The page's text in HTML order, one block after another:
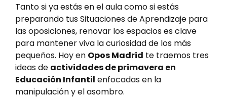
Tanto si ya estás en el aula como si estás
preparando tus Situaciones de Aprendizaje para
las oposiciones, renovar los espacios es clave
para mantener viva la curiosidad de los más
pequeños. Hoy en Opos Madrid te traemos tres
ideas de actividades de primavera en
Educación Infantil enfocadas en la
manipulación y el asombro.